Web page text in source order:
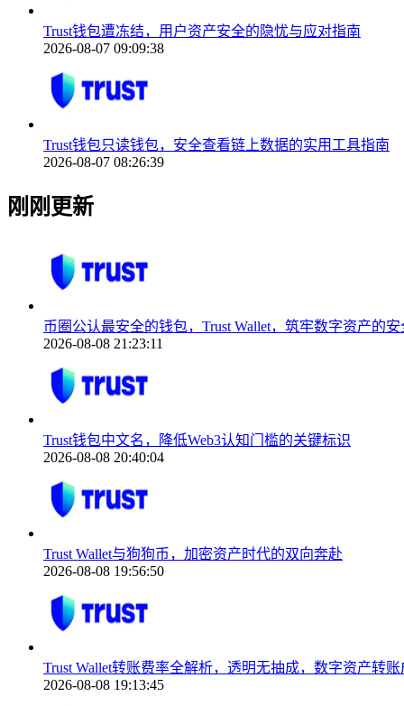
Trust钱包遭冻结，用户资产安全的隐忧与应对指南
2026-08-07 09:09:38
Trust钱包只读钱包，安全查看链上数据的实用工具指南
2026-08-07 08:26:39
刚刚更新
币圈公认最安全的钱包，Trust Wallet，筑牢数字资产的安
2026-08-08 21:23:11
Trust钱包中文名，降低Web3认知门槛的关键标识
2026-08-08 20:40:04
Trust Wallet与狗狗币，加密资产时代的双向奔赴
2026-08-08 19:56:50
Trust Wallet转账费率全解析，透明无抽成，数字资产转
2026-08-08 19:13:45